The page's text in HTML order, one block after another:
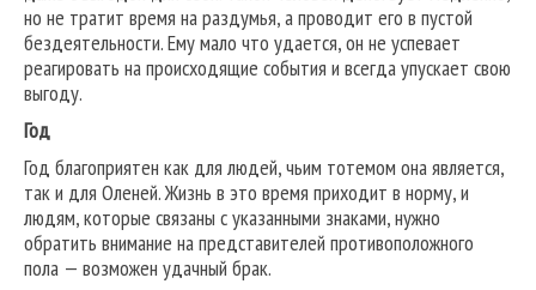
но не тратит время на раздумья, а проводит его в пустой
бездеятельности. Ему мало что удается, он не успевает
реагировать на происходящие события и всегда упускает свою
выгоду.
Год
Год благоприятен как для людей, чьим тотемом она является,
так и для Оленей. Жизнь в это время приходит в норму, и
людям, которые связаны с указанными знаками, нужно
обратить внимание на представителей противоположного
пола — возможен удачный брак.